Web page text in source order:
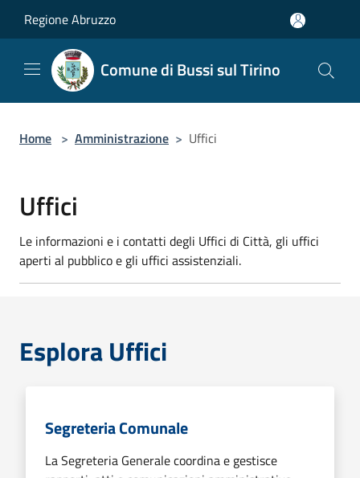
Regione Abruzzo
Comune di Bussi sul Tirino
Home > Amministrazione > Uffici
Uffici
Le informazioni e i contatti degli Uffici di Città, gli uffici
aperti al pubblico e gli uffici assistenziali.
Esplora Uffici
Segreteria Comunale
La Segreteria Generale coordina e gestisce